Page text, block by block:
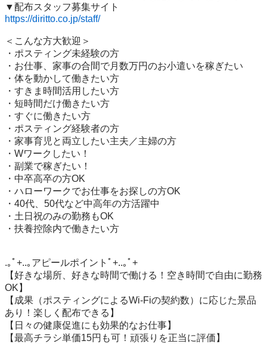
https://diritto.co.jp/staff/
＜こんな方大歓迎＞
・ポスティング未経験の方
・お仕事、家事の合間で月数万円のお小遣いを稼ぎたい
・体を動かして働きたい方
・すきま時間活用したい方
・短時間だけ働きたい方
・すぐに働きたい方
・ポスティング経験者の方
・家事育児と両立したい主夫／主婦の方
・Wワークしたい！
・副業で稼ぎたい！
・中卒高卒の方OK
・ハローワークでお仕事をお探しの方OK
・40代、50代など中高年の方活躍中
・土日祝のみの勤務もOK
・扶養控除内で働きたい方
.｡ﾟ+..｡アピールポイントﾟ+..｡ﾟ+
【好きな場所、好きな時間で働ける！空き時間で自由に勤務
OK】
【成果（ポスティングによるWi-Fiの契約数）に応じた景品
あり！楽しく配布できる】
【日々の健康促進にも効果的なお仕事】
【最高チラシ単価15円も可！頑張りを正当に評価】